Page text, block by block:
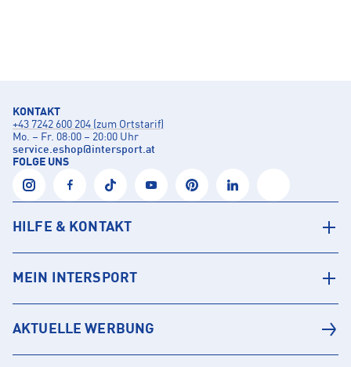
KONTAKT
+43 7242 600 204 (zum Ortstarif)
Mo. – Fr. 08:00 – 20:00 Uhr
service.eshop@intersport.at
FOLGE UNS
HILFE & KONTAKT
MEIN INTERSPORT
AKTUELLE WERBUNG